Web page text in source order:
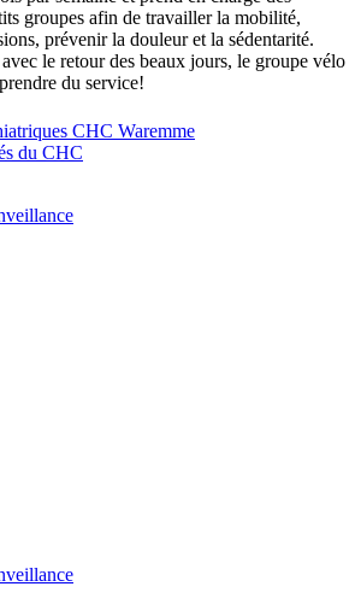
groupes afin de travailler la mobilité,
prévenir la douleur et la sédentarité.
le retour des beaux jours, le groupe vélo
du service!
CHC Waremme
du CHC